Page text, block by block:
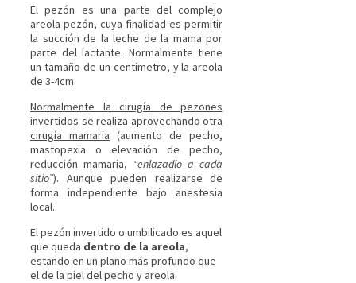
El pezón es una parte del complejo
areola-pezón, cuya finalidad es permitir
la succión de la leche de la mama por
parte del lactante. Normalmente tiene
un tamaño de un centímetro, y la areola
de 3-4cm.
Normalmente la cirugía de pezones
invertidos se realiza aprovechando otra
cirugía mamaria (aumento de pecho,
mastopexia o elevación de pecho,
reducción mamaria, “enlazadlo a cada
sitio”). Aunque pueden realizarse de
forma independiente bajo anestesia
local.
El pezón invertido o umbilicado es aquel
que queda dentro de la areola,
estando en un plano más profundo que
el de la piel del pecho y areola.